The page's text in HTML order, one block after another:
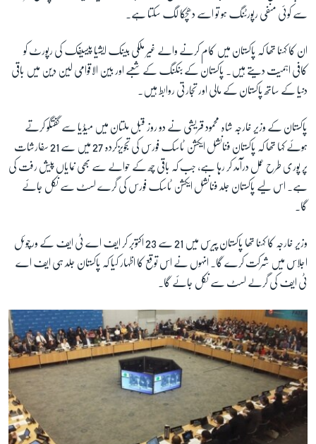
سے کوئی منفی رپورٹنگ ہو تو اسے دھچکا لگ سکتا ہے۔
ان کا کہنا تھا کہ پاکستان میں کام کرنے والے غیر ملکی بینک ایشیا پیسیفک کی رپورٹ کو
کافی اہمیت دیتے ہیں۔ پاکستان کے بنکنگ کے شعبے اور بین الاقوامی لین دین میں باقی
دنیا کے ساتھ پاکستان کے مالی اور تجارتی روابط ہیں۔
پاکستان کے وزیر خارجہ شاہ محمود قریشی نے دو روز قبل ملتان میں میڈیا سے گفتگو کرتے
ہوئے کہا تھا کہ پاکستان فنانشل ایکشن ٹاسک فورس کی تجویزکردہ 27 میں سے 21 سفارشات
پر پوری طرح عمل درآمد کر رہا ہے، جب کہ باقی چھ کے حوالے سے بھی نمایاں پیش رفت کی
ہے۔ اس لیے پاکستان جلد فنانشل ایکشن ٹاسک فورس کی گرے لسٹ سے نکل جائے
گا۔
وزیر خارجہ کا کہنا تھا پاکستان پیرس میں 21 سے 23 اکتوبر کر ایف اے ٹی ایف کے ورچوئل
اجلاس میں شرکت کرے گا۔ انہوں نے اس توقع کا اظہار کیا کہ پاکستان جلد ہی ایف اے
ٹی ایف کی گرلے لسٹ سے نکل جائے گا۔